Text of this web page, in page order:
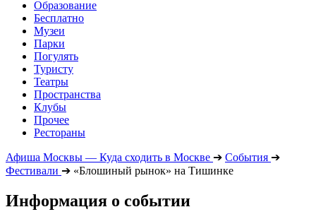
Образование
Бесплатно
Музеи
Парки
Погулять
Туристу
Театры
Пространства
Клубы
Прочее
Рестораны
Афиша Москвы — Куда сходить в Москве ➔ События ➔
Фестивали ➔ «Блошиный рынок» на Тишинке
Информация о событии